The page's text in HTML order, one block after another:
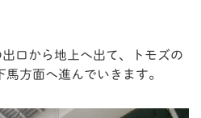
口から地上へ出て、トモズの
方面へ進んでいきます。